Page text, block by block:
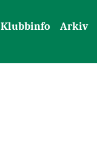
Klubbinfo Arkiv